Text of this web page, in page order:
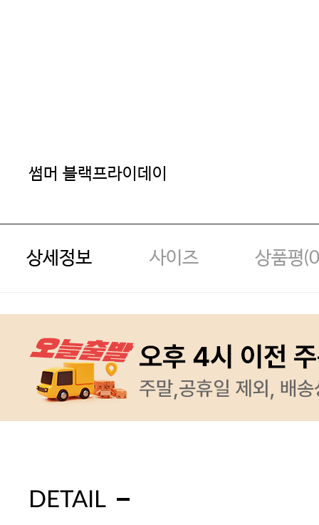
썸머 블랙프라이데이
상세정보 사이즈 상품평(0
DETAIL